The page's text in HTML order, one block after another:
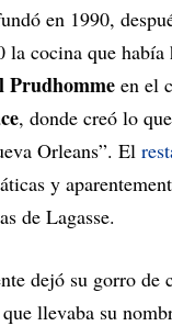
en 1990,
la cocina que había
Prudhomme en el
, donde creó lo
Orleans”. El
y
de Lagasse.
dejó su gorro de
llevaba su